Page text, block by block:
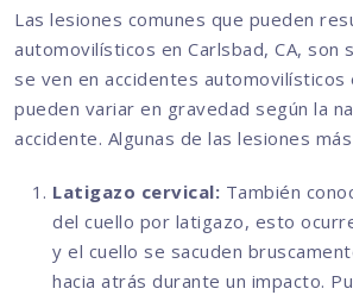
Las lesiones comunes que pueden
automovilísticos en Carlsbad, CA, son
se ven en accidentes
pueden variar en gravedad según la
accidente. Algunas de las lesiones
Latigazo cervical: También
del cuello por latigazo, esto
y el cuello se sacuden
hacia atrás durante un impacto.